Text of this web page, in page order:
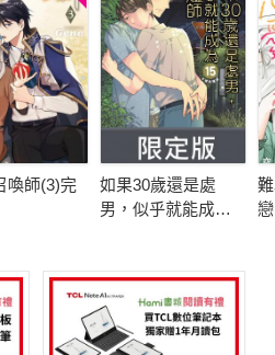
喚師(3)完
如果30歲還是處
男，似乎就能成為
典】